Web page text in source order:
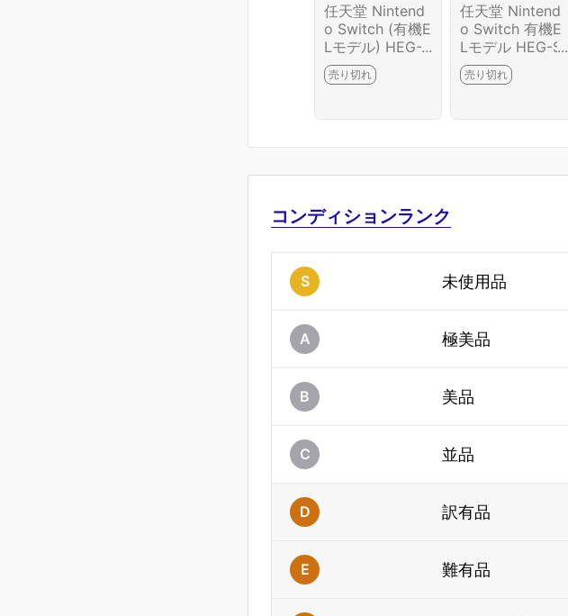
任天堂 Nintend
o Switch (有機E
Lモデル) HEG-S
-KAAAA [ホワイ
ト] HA03-M610
売り切れ
任天堂 Nintend
o Switch 有機E
Lモデル HEG-S-
KABAA ネオン
ブルー・ネオン
4101-2G3
売り切れ
コンディションランク
S 未使用品
A 極美品
B 美品
C 並品
D 訳有品
E 難有品